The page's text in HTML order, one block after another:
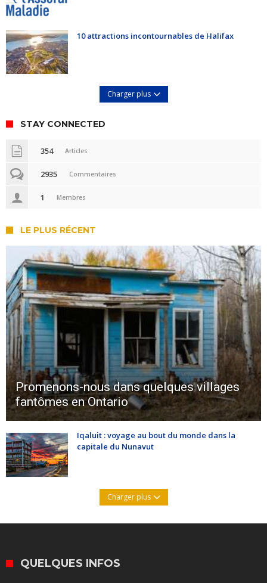
10 attractions incontournables de Halifax
Charger plus
STAY CONNECTED
354 Articles
2935 Commentaires
1 Membres
LE PLUS RÉCENT
Promenons-nous dans quelques villages
fantômes en Ontario
Iqaluit : voyage au bout du monde dans la
capitale du Nunavut
Charger plus
QUELQUES INFOS